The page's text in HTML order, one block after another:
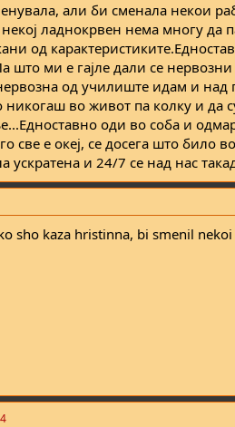
али би сменала некои
ладнокрвен нема многу да
од
што ми е гајле дали се
од училиште идам и
никогаш во живот па колку и да
оди во соба и
све е океј, се досега што
ускратена и 24/7 се над нас
sho kaza hristinna, bi smenil